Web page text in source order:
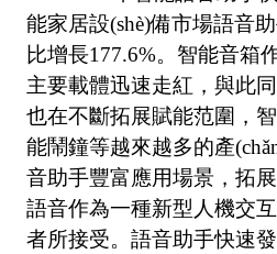
能家居設(shè)備市場語音助
比增長177.6%。智能音箱
主要載體迅速走紅，與此
也在不斷拓展賦能范圍，
能鬧鐘等越來越多的產
音助手豐富應用場景，拓
語音作為一種新型人機交
者所接受。語音助手快速